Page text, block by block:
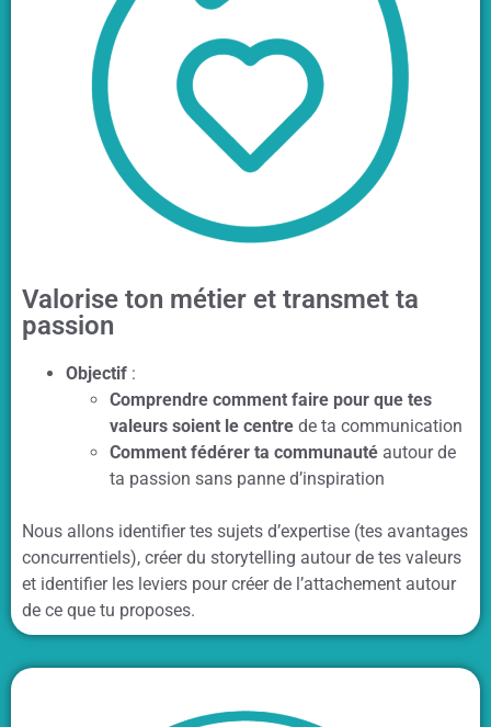
Valorise ton métier et transmet ta
passion
Objectif :
Comprendre comment faire pour que tes
valeurs soient le centre de ta communication
Comment fédérer ta communauté autour de
ta passion sans panne d’inspiration
Nous allons identifier tes sujets d’expertise (tes avantages
concurrentiels), créer du storytelling autour de tes valeurs
et identifier les leviers pour créer de l’attachement autour
de ce que tu proposes.